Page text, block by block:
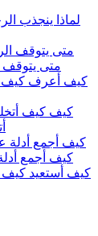
لماذا ينجذب
متى يتوقف
كيف أعرف
كيف
كيف أجمع
كيف أستعيد